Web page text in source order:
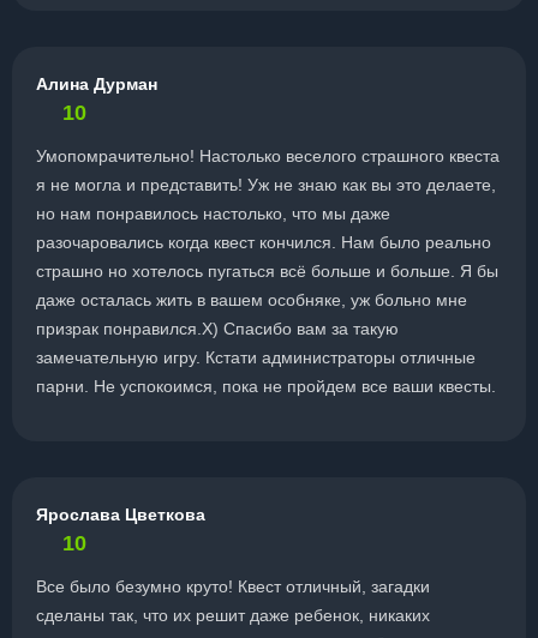
Алина Дурман
10
Умопомрачительно! Настолько веселого страшного квеста
я не могла и представить! Уж не знаю как вы это делаете,
но нам понравилось настолько, что мы даже
разочаровались когда квест кончился. Нам было реально
страшно но хотелось пугаться всё больше и больше. Я бы
даже осталась жить в вашем особняке, уж больно мне
призрак понравился.Х) Спасибо вам за такую
замечательную игру. Кстати администраторы отличные
парни. Не успокоимся, пока не пройдем все ваши квесты.
Ярослава Цветкова
10
Все было безумно круто! Квест отличный, загадки
сделаны так, что их решит даже ребенок, никаких